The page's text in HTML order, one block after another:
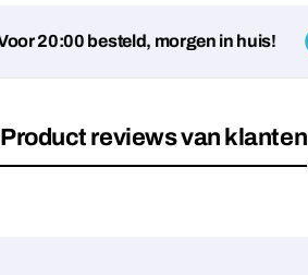
20:00 besteld, morgen in huis!
Product reviews van klanten